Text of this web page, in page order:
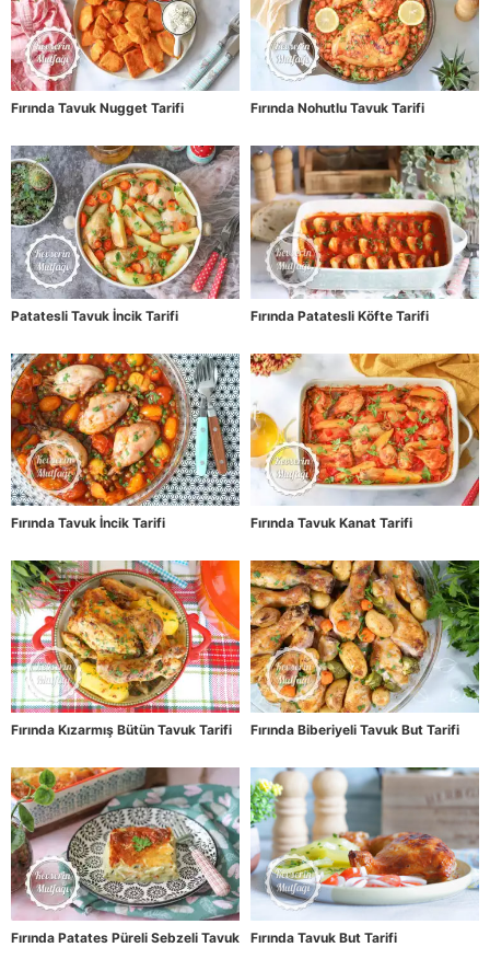
Fırında Tavuk Nugget Tarifi Fırında Nohutlu Tavuk Tarifi
Patatesli Tavuk İncik Tarifi Fırında Patatesli Köfte Tarifi
Fırında Tavuk İncik Tarifi Fırında Tavuk Kanat Tarifi
Fırında Kızarmış Bütün Tavuk Tarifi Fırında Biberiyeli Tavuk But Tarifi
Fırında Patates Püreli Sebzeli Tavuk
Fırında Tavuk But Tarifi